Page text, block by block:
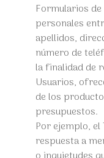
Formularios
personales
apellidos,
número de
la finalidad de
Usuarios,
de los
presupuestos.
Por ejemplo,
respuesta a